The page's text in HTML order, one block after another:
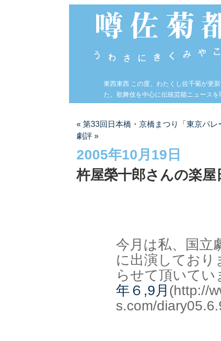
東西東西 この度、わたくし佐千菊が更
た。歌舞伎を中心に伝統芸能ニュース
« 第33回日本橋・京橋まつり「東京パレ
劇評 »
2005年10月19日
杵屋榮十郎さんの楽屋
今月は私、国立
に出演しており
らせて頂いてい
年６,9月 (http://
s.com/